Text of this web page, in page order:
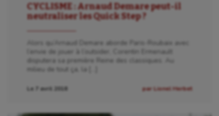
CYCLISME : Arnaud Demare peut-il
neutraliser les Quick Step ?
Alors qu’Arnaud Demare aborde Paris-Roubaix avec
l’envie de jouer à l’outsider, Corentin Ermenault
disputera sa première Reine des classiques. Au
milieu de tout ça, la […]
Le 7 avril 2018 par Lionel Herbet